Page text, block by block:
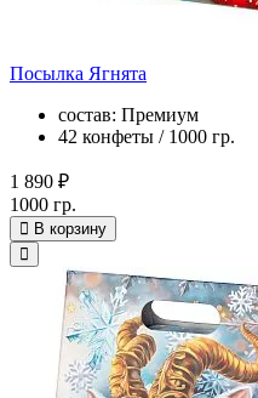
Посылка Ягнята
состав: Премиум
42 конфеты / 1000 гр.
1 890 ₽
1000 гр.
В корзину